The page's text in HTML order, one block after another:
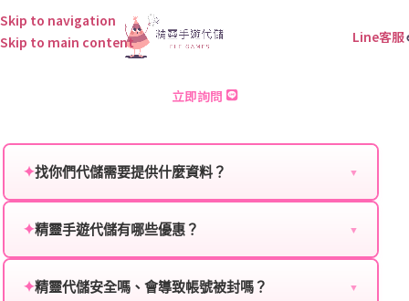
Skip to navigation
Skip to main content
Line客服
傳奇m 儲值
立即詢問
✦找你們代儲需要提供什麼資料？ ▼
服：
✦精靈手遊代儲有哪些優惠？ ▼
贈送、大額儲值優惠及節日限定活動，儲值最低6折
✦精靈代儲安全嗎、會導致帳號被封嗎？ ▼